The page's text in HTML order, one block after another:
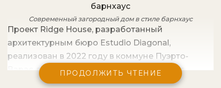
Современный загородный дом в стиле барнхаус
Проект Ridge House, разработанный
архитектурным бюро Estudio Diagonal,
реализован в 2022 году в коммуне Пуэрто-
Варас, провинция Льянкиуэ, Чили. Проект
выполнен в стиле барнхаус, в основу которого
ПРОДОЛЖИТЬ ЧТЕНИЕ